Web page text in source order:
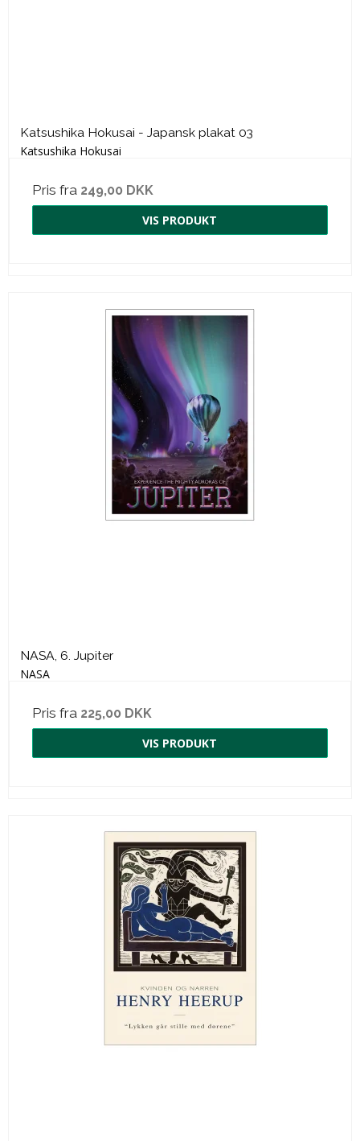
Katsushika Hokusai - Japansk plakat 03
Katsushika Hokusai
Pris fra 249,00 DKK
VIS PRODUKT
NASA, 6. Jupiter
NASA
Pris fra 225,00 DKK
VIS PRODUKT